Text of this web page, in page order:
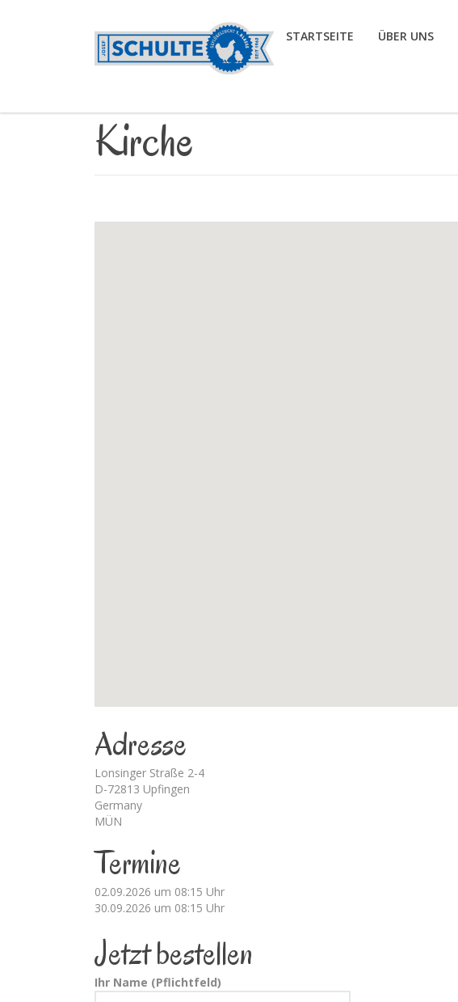
STARTSEITE ÜBER UNS
Kirche
Adresse
Lonsinger Straße 2-4
D-72813 Upfingen
Germany
MÜN
Termine
02.09.2026 um 08:15 Uhr
30.09.2026 um 08:15 Uhr
Jetzt bestellen
Ihr Name (Pflichtfeld)